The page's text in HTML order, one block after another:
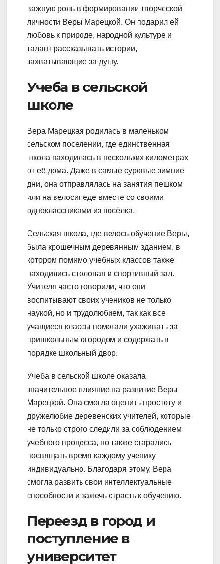
важную роль в формировании творческой
личности Веры Марецкой. Он подарил ей
любовь к природе, народной культуре и
талант рассказывать истории,
захватывающие за душу.
Учеба в сельской
школе
Вера Марецкая родилась в маленьком
сельском поселении, где единственная
школа находилась в нескольких километрах
от её дома. Даже в самые суровые зимние
дни, она отправлялась на занятия пешком
или на велосипеде вместе со своими
одноклассниками из посёлка.
Сельская школа, где велось обучение Веры,
была крошечным деревянным зданием, в
котором помимо учебных классов также
находились столовая и спортивный зал.
Учителя часто говорили, что они
воспитывают своих учеников не только
наукой, но и трудолюбием, так как все
учащиеся классы помогали ухаживать за
пришкольным огородом и содержать в
порядке школьный двор.
Учеба в сельской школе оказала
значительное влияние на развитие Веры
Марецкой. Она смогла оценить простоту и
дружелюбие деревенских учителей, которые
не только строго следили за соблюдением
учебного процесса, но также старались
посвящать время каждому ученику
индивидуально. Благодаря этому, Вера
смогла развить свои интеллектуальные
способности и зажечь страсть к обучению.
Переезд в город и
поступление в
университет